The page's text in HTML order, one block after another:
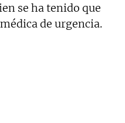
se ha tenido que
de urgencia.